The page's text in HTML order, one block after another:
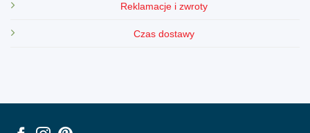
Reklamacje i zwroty
Czas dostawy